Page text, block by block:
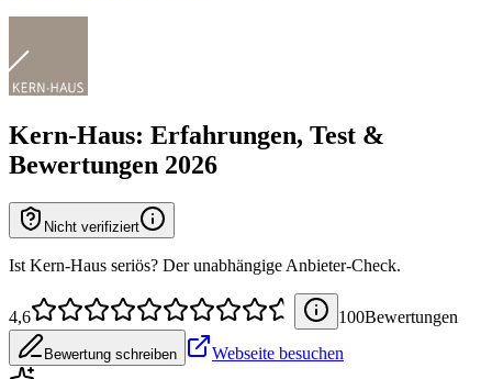
Kern-Haus: Erfahrungen, Test &
Bewertungen 2026
Nicht verifiziert
Ist Kern-Haus seriös? Der unabhängige Anbieter-Check.
4,6 100Bewertungen
Bewertung schreiben Webseite besuchen